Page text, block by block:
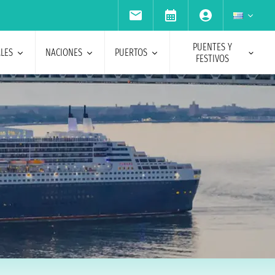
NACIONES PUERTOS
PUENTES Y
FESTIVOS